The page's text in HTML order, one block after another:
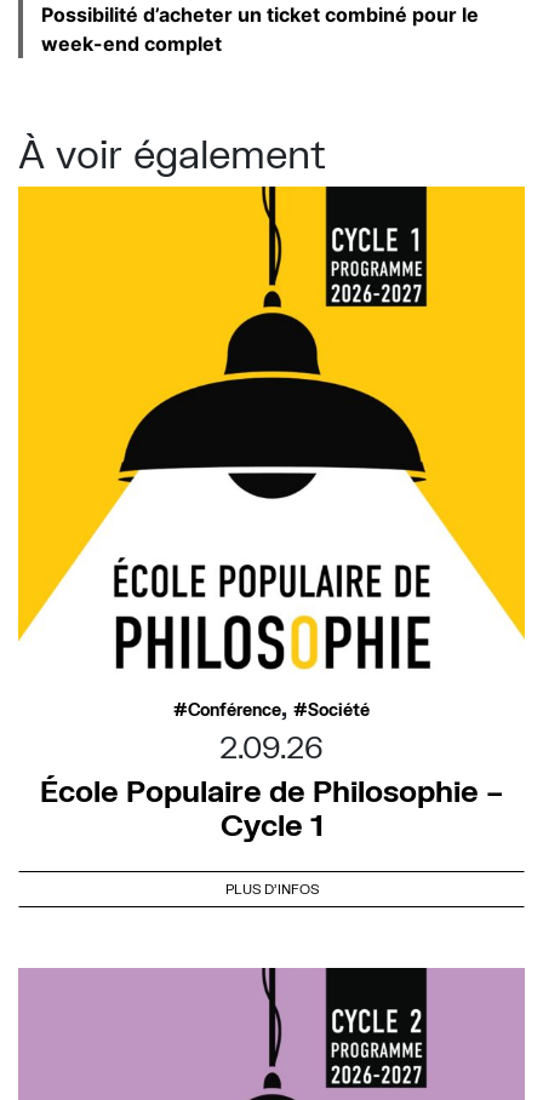
Possibilité d’acheter un ticket combiné pour le
week-end complet
À voir également
Conférence, Société
2.09.26
École Populaire de Philosophie –
Cycle 1
PLUS D'INFOS